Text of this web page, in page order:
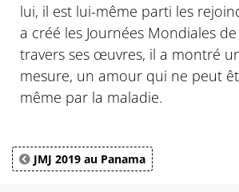
lui, il est lui-même parti les
a créé les Journées Mondiales de
travers ses œuvres, il a montré
mesure, un amour qui ne peut
même par la maladie.
JMJ 2019 au Panama